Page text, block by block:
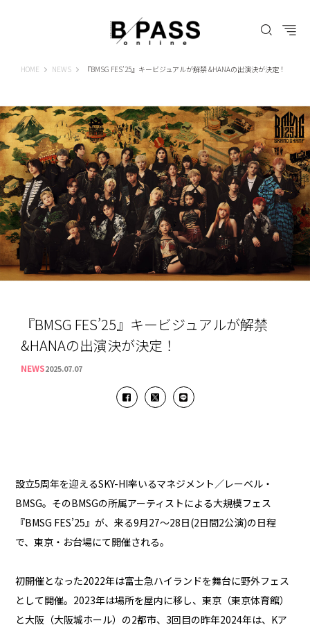
HOME B-PASS ONLINE
NEWS 『BMSG FES’25』キービジュアルが解禁 &HANAの出演決が決定！
『BMSG FES’25』キービジュアルが解禁
&HANAの出演決が決定！
NEWS2025.07.07
設立5周年を迎えるSKY-HI率いるマネジメント／レーベル・
BMSG。そのBMSGの所属アーティストによる大規模フェス
『BMSG FES’25』が、来る9月27〜28日(2日間2公演)の日程
で、東京・お台場にて開催される。
初開催となった2022年は富士急ハイランドを舞台に野外フェス
として開催。2023年は場所を屋内に移し、東京（東京体育館）
と大阪（大阪城ホール）の2都市、3回目の昨年2024年は、Kア